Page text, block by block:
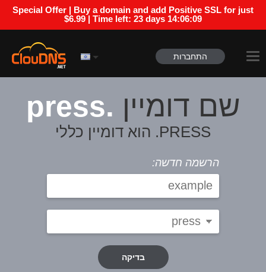
Special Offer | Buy a domain and add Positive SSL for just
$6.99 | Time left: 23 days 14:06:09
התחברות
שם דומיין .press
PRESS. הוא דומיין כללי
הרשמה חדשה:
בדיקה